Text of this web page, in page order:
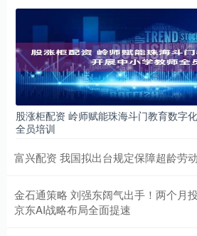
股涨柜配资 岭师赋能珠海斗门教育数字
全员培训
富兴配资 我国拟出台规定保障超龄劳
金石通策略 刘强东阔气出手！两个月
京东AI战略布局全面提速